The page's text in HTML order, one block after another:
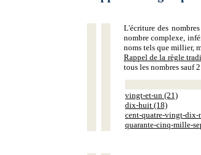
L'écriture des
nombre complexe,
noms tels que millier,
Rappel de la règle
tous les nombres sauf
vingt-et-un (21)
dix-huit (18)
cent-quatre-vingt-dix-
quarante-cinq-mille-